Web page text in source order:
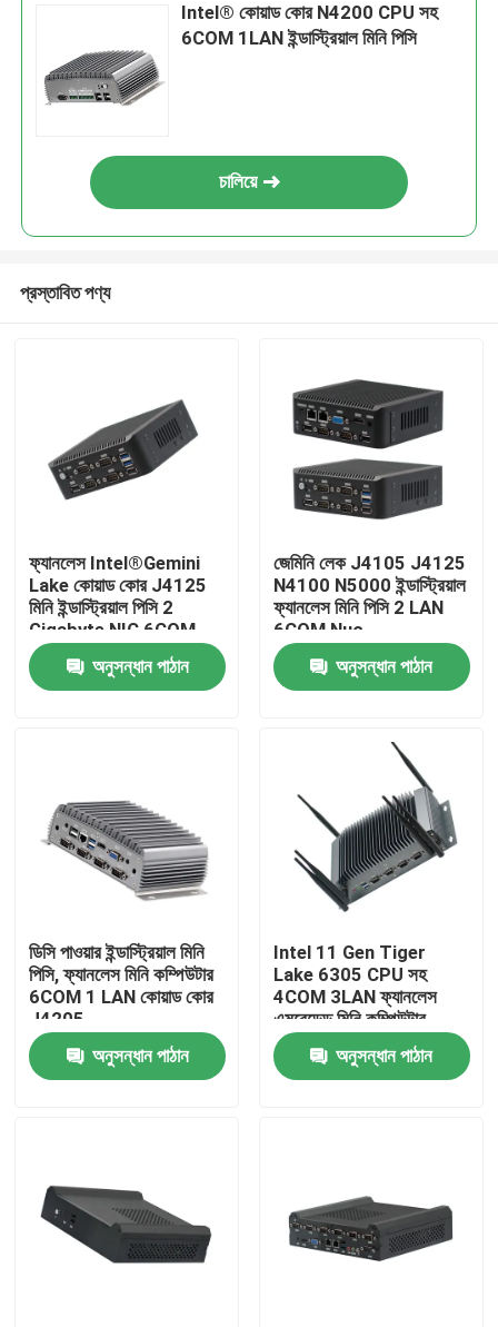
বাড়ি
আমাদের সম্পর্কে
কারখানা ভ্রমণ
মান নিয়ন্ত্রণ
আমাদের সাথে যোগাযোগ করুন
শিল্প প্যানেল পিসি
Intel® কোয়াড কোর N4200 CPU সহ
6COM 1LAN ইন্ডাস্ট্রিয়াল মিনি পিসি
চালিয়ে
প্রস্তাবিত পণ্য
ফ্যানলেস Intel®Gemini
Lake কোয়াড কোর J4125
মিনি ইন্ডাস্ট্রিয়াল পিসি 2
Gigabyte NIC 6COM
Nuc
অনুসন্ধান পাঠান
জেমিনি লেক J4105 J4125
N4100 N5000 ইন্ডাস্ট্রিয়াল
ফ্যানলেস মিনি পিসি 2 LAN
6COM Nuc
অনুসন্ধান পাঠান
ডিসি পাওয়ার ইন্ডাস্ট্রিয়াল মিনি
পিসি, ফ্যানলেস মিনি কম্পিউটার
6COM 1 LAN কোয়াড কোর
J4205
অনুসন্ধান পাঠান
Intel 11 Gen Tiger
Lake 6305 CPU সহ
4COM 3LAN ফ্যানলেস
এমবেডেড মিনি কম্পিউটার
অনুসন্ধান পাঠান